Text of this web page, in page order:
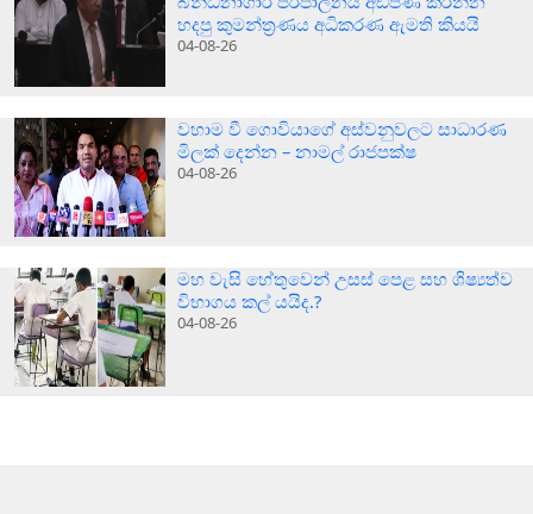
හදපු කුමන්ත්‍රණය අධිකරණ ඇමති කියයි
04-08-26
වහාම වී ගොවියාගේ අස්වනුවලට සාධාරණ
මිලක් දෙන්න – නාමල් රාජපක්ෂ
04-08-26
මහ වැසි හේතුවෙන් උසස් පෙළ සහ ශිෂ්‍යත්ව
විභාගය කල් යයිද.?
04-08-26